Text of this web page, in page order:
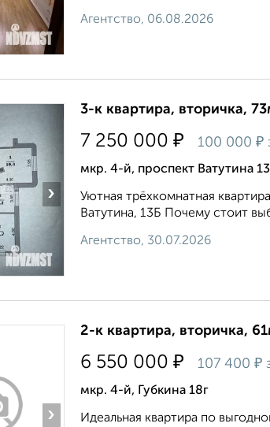
Агентство, 06.08.2026
›
3-к квартира, вторичка,
7 250 000 ₽ 100 000 ₽
мкр. 4-й, проспект Ватутина
Уютная трёхкомнатная
Ватутина, 13Б Почему стоит
Агентство, 30.07.2026
›
2-к квартира, вторичка,
6 550 000 ₽ 107 400 ₽
мкр. 4-й, Губкина 18г
Идеальная квартира по